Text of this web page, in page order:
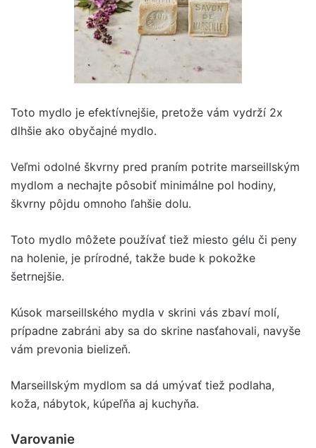
Toto mydlo je efektívnejšie, pretože vám vydrží 2x
dlhšie ako obyčajné mydlo.
Veľmi odolné škvrny pred praním potrite marseillským
mydlom a nechajte pôsobiť minimálne pol hodiny,
škvrny pôjdu omnoho ľahšie dolu.
Toto mydlo môžete používať tiež miesto gélu či peny
na holenie, je prírodné, takže bude k pokožke
šetrnejšie.
Kúsok marseillského mydla v skrini vás zbaví molí,
prípadne zabráni aby sa do skrine nasťahovali, navyše
vám prevonia bielizeň.
Marseillským mydlom sa dá umývať tiež podlaha,
koža, nábytok, kúpeľňa aj kuchyňa.
Varovanie